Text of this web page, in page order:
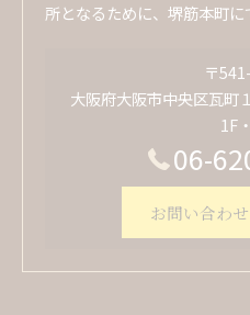
所となるために、堺筋本町に
〒
大阪府大阪市中央区瓦町
1F
06-
お問い合わ